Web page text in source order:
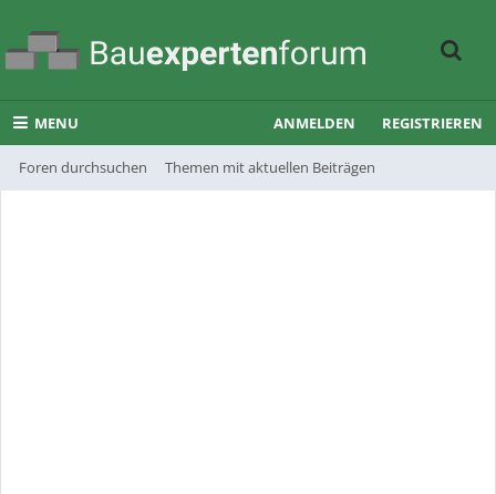
MENU
Foren durchsuchen Themen mit aktuellen Beiträgen
ANMELDEN REGISTRIEREN